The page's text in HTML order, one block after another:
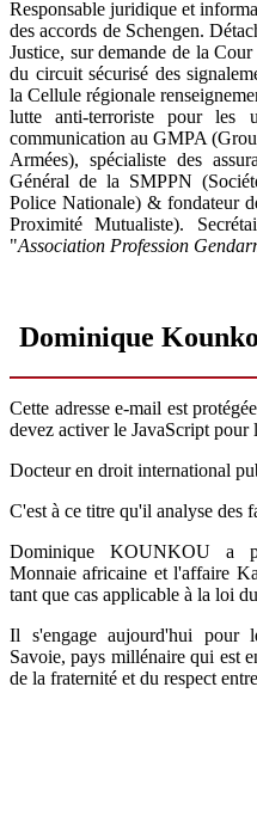
Responsable juridique et
des accords de Schengen.
Justice, sur demande de la
du circuit sécurisé des
la Cellule régionale
lutte anti-terroriste pour les
communication au GMPA
Armées), spécialiste des
Général de la SMPPN
Police Nationale) & fondateur
Proximité Mutualiste).
"Association Profession
Dominique
Cette adresse e-mail est
devez activer le JavaScript pour
Docteur en droit international
C'est à ce titre qu'il analyse des
Dominique KOUNKOU a
Monnaie africaine et l'affaire
tant que cas applicable à la loi
Il s'engage aujourd'hui pour
Savoie, pays millénaire qui est
de la fraternité et du respect